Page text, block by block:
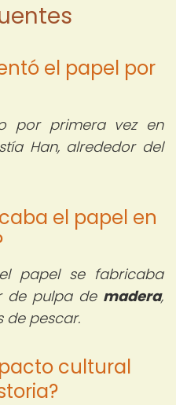
el papel por
por primera vez en
Han, alrededor del
el papel en
papel se fabricaba
de pulpa de madera,
de pescar.
cultural